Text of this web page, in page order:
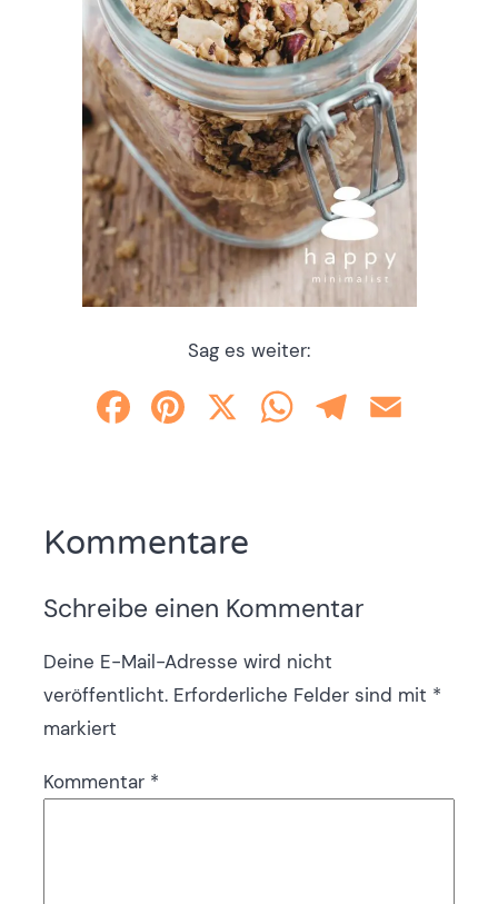
Sag es weiter:
FacebookPinterest WhatsAppTelegram
Kommentare
Schreibe einen Kommentar
Deine E-Mail-Adresse wird nicht
veröffentlicht. Erforderliche Felder sind mit *
markiert
Kommentar *